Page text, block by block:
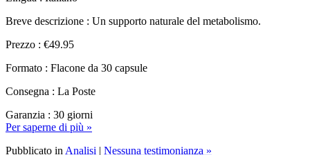
Prezzo : €49.95
Formato : Flacone da 30 capsule
Consegna : La Poste
Garanzia : 30 giorni
Pubblicato inAnalisi
Pubblicato il 19 Maggio 2026.